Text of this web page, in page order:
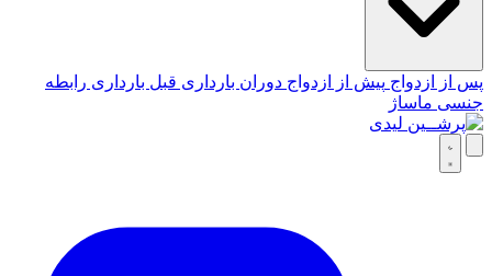
پس از ازدواج پیش از ازدواج دوران بارداری قبل بارداری رابطه
جنسی ماساژ